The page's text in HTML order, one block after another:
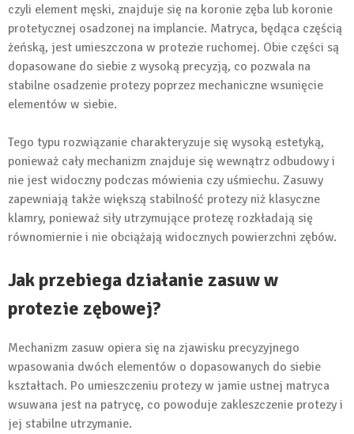
czyli element męski, znajduje się na koronie zęba lub koronie
protetycznej osadzonej na implancie. Matryca, będąca częścią
żeńską, jest umieszczona w protezie ruchomej. Obie części są
dopasowane do siebie z wysoką precyzją, co pozwala na
stabilne osadzenie protezy poprzez mechaniczne wsunięcie
elementów w siebie.
Tego typu rozwiązanie charakteryzuje się wysoką estetyką,
ponieważ cały mechanizm znajduje się wewnątrz odbudowy i
nie jest widoczny podczas mówienia czy uśmiechu. Zasuwy
zapewniają także większą stabilność protezy niż klasyczne
klamry, ponieważ siły utrzymujące protezę rozkładają się
równomiernie i nie obciążają widocznych powierzchni zębów.
Jak przebiega działanie zasuw w
protezie zębowej?
Mechanizm zasuw opiera się na zjawisku precyzyjnego
wpasowania dwóch elementów o dopasowanych do siebie
kształtach. Po umieszczeniu protezy w jamie ustnej matryca
wsuwana jest na patrycę, co powoduje zakleszczenie protezy i
jej stabilne utrzymanie.